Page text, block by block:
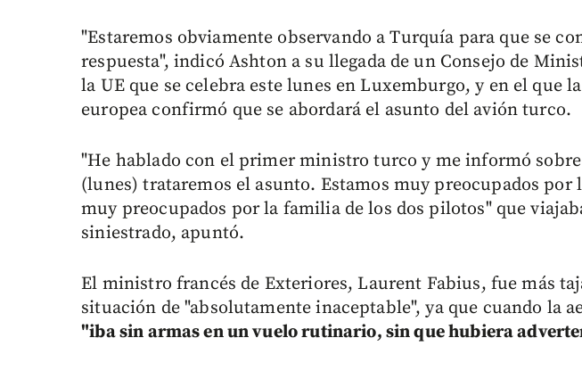
"Estaremos obviamente observando a Turquía para que se
respuesta", indicó Ashton a su llegada de un Consejo de
la UE que se celebra este lunes en Luxemburgo, y en el que
europea confirmó que se abordará el asunto del avión turco.
"He hablado con el primer ministro turco y me informó
(lunes) trataremos el asunto. Estamos muy preocupados por
muy preocupados por la familia de los dos pilotos" que
siniestrado, apuntó.
El ministro francés de Exteriores, Laurent Fabius, fue más
situación de "absolutamente inaceptable", ya que cuando la
"iba sin armas en un vuelo rutinario, sin que hubiera